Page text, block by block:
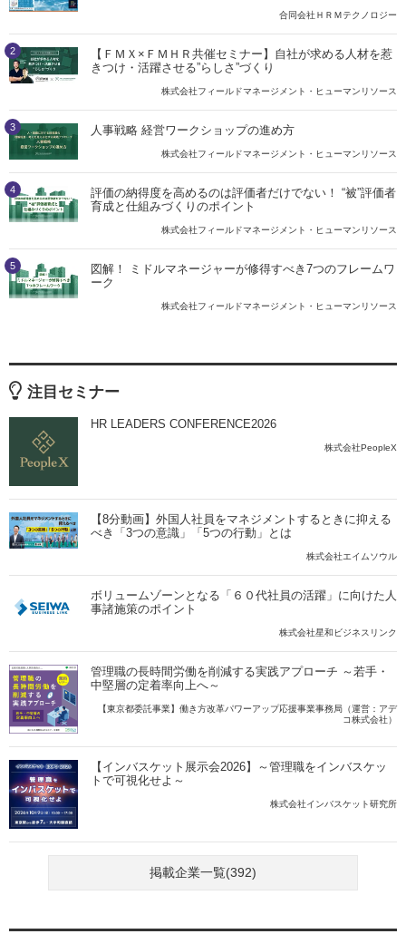
合同会社ＨＲＭテクノロジー
2
【ＦＭＸ×ＦＭＨＲ共催セミナー】自社が求める人材を惹
きつけ・活躍させる”らしさ”づくり
株式会社フィールドマネージメント・ヒューマンリソース
3 人事戦略 経営ワークショップの進め方
株式会社フィールドマネージメント・ヒューマンリソース
4
評価の納得度を高めるのは評価者だけでない！ “被”評価者
育成と仕組みづくりのポイント
株式会社フィールドマネージメント・ヒューマンリソース
5
図解！ ミドルマネージャーが修得すべき7つのフレームワ
ーク
株式会社フィールドマネージメント・ヒューマンリソース
注目セミナー
HR LEADERS CONFERENCE2026
株式会社PeopleX
【8分動画】外国人社員をマネジメントするときに抑える
べき「3つの意識」「5つの行動」とは
株式会社エイムソウル
ボリュームゾーンとなる「６０代社員の活躍」に向けた人
事諸施策のポイント
株式会社星和ビジネスリンク
管理職の長時間労働を削減する実践アプローチ ～若手・
中堅層の定着率向上へ～
【東京都委託事業】働き方改革パワーアップ応援事業事務局（運営：アデ
コ株式会社）
【インバスケット展示会2026】～管理職をインバスケッ
トで可視化せよ～
株式会社インバスケット研究所
掲載企業一覧(392)